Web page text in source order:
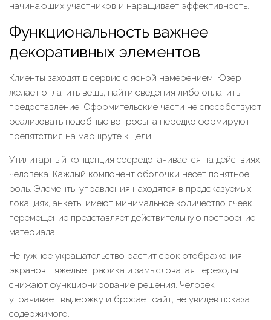
начинающих участников и наращивает эффективность.
Функциональность важнее
декоративных элементов
Клиенты заходят в сервис с ясной намерением. Юзер
желает оплатить вещь, найти сведения либо оплатить
предоставление. Оформительские части не способствуют
реализовать подобные вопросы, а нередко формируют
препятствия на маршруте к цели.
Утилитарный концепция сосредотачивается на действиях
человека. Каждый компонент оболочки несет понятное
роль. Элементы управления находятся в предсказуемых
локациях, анкеты имеют минимальное количество ячеек,
перемещение представляет действительную построение
материала.
Ненужное украшательство растит срок отображения
экранов. Тяжелые графика и замысловатая переходы
снижают функционирование решения. Человек
утрачивает выдержку и бросает сайт, не увидев показа
содержимого.